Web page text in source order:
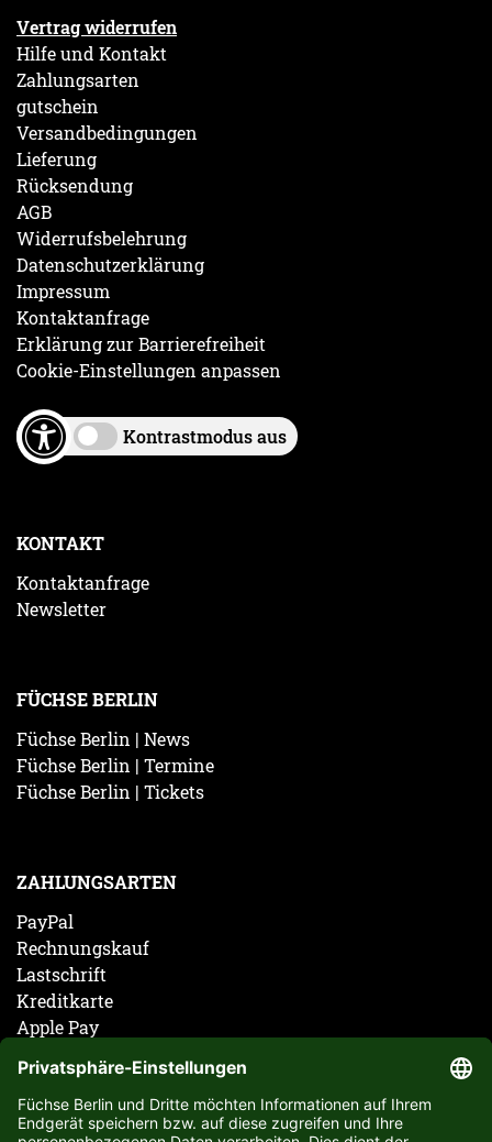
Vertrag widerrufen
Hilfe und Kontakt
Zahlungsarten
gutschein
Versandbedingungen
Lieferung
Rücksendung
AGB
Widerrufsbelehrung
Datenschutzerklärung
Impressum
Kontaktanfrage
Erklärung zur Barrierefreiheit
Cookie-Einstellungen anpassen
Kontrastmodus aus
KONTAKT
Kontaktanfrage
Newsletter
FÜCHSE BERLIN
Füchse Berlin | News
Füchse Berlin | Termine
Füchse Berlin | Tickets
ZAHLUNGSARTEN
PayPal
Rechnungskauf
Lastschrift
Kreditkarte
Apple Pay
ABONNIERE JETZT DEN KOSTENLOSEN FÜCHSE